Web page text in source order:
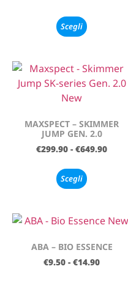
Scegli
MAXSPECT – SKIMMER
JUMP GEN. 2.0
€299.90 - €649.90
Scegli
ABA – BIO ESSENCE
€9.50 - €14.90